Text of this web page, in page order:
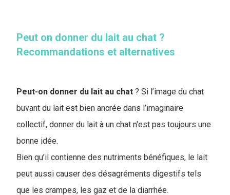
Peut on donner du lait au chat ?
Recommandations et alternatives
Peut-on donner du lait au chat ? Si l’image du chat
buvant du lait est bien ancrée dans l’imaginaire
collectif, donner du lait à un chat n'est pas toujours une
bonne idée.
Bien qu’il contienne des nutriments bénéfiques, le lait
peut aussi causer des désagréments digestifs tels
que les crampes, les gaz et de la diarrhée.